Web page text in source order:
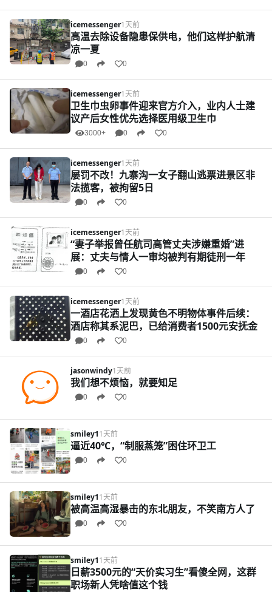
icemessenger1天前
高温去除设备隐患保供电，他们这样护航清
凉一夏
0 0
icemessenger1天前
卫生巾虫卵事件迎来官方介入，业内人士建
议产后女性优先选择医用级卫生巾
3000+ 0 0
icemessenger1天前
屡罚不改！九寨沟一女子翻山逃票进景区非
法揽客，被拘留5日
0 0
icemessenger1天前
“妻子举报曾任航司高管丈夫涉嫌重婚”进
展：丈夫与情人一审均被判有期徒刑一年
0 0
icemessenger1天前
一酒店花洒上发现黄色不明物体事件后续：
酒店称其系泥巴，已给消费者1500元安抚金
0 0
jasonwindy1天前
我们想不烦恼，就要知足
0 0
smiley11天前
逼近40℃，“制服蒸笼”困住环卫工
0 0
smiley11天前
被高温高湿暴击的东北朋友，不笑南方人了
0 0
smiley11天前
日薪3500元的“天价实习生”看傻全网，这群
职场新人凭啥值这个钱